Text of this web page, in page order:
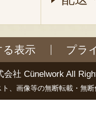
る表示 プラ
会社 Cünelwork All
、画像等の無断転載・無